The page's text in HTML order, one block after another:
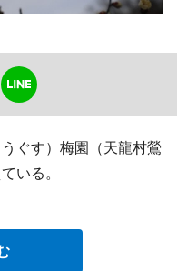
ぐす）梅園（天龍村鶯
いる。